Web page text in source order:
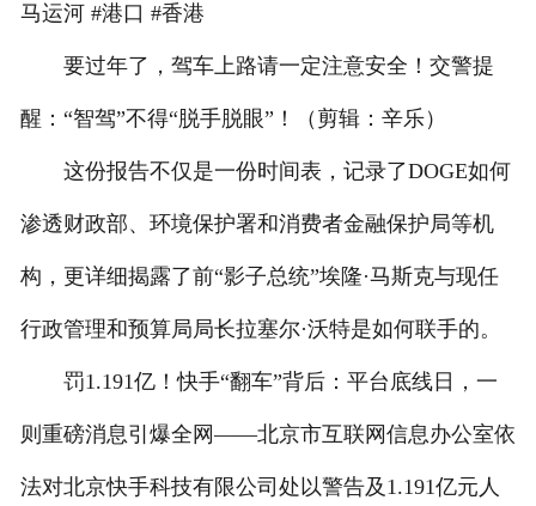
马运河 #港口 #香港
要过年了，驾车上路请一定注意安全！交警提
醒：“智驾”不得“脱手脱眼”！（剪辑：辛乐）
这份报告不仅是一份时间表，记录了DOGE如何
渗透财政部、环境保护署和消费者金融保护局等机
构，更详细揭露了前“影子总统”埃隆·马斯克与现任
行政管理和预算局局长拉塞尔·沃特是如何联手的。
罚1.191亿！快手“翻车”背后：平台底线日，一
则重磅消息引爆全网——北京市互联网信息办公室依
法对北京快手科技有限公司处以警告及1.191亿元人